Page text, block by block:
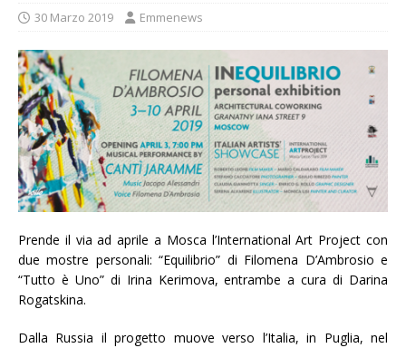
30 Marzo 2019 Emmenews
Prende il via ad aprile a Mosca l’International Art Project con
due mostre personali: “Equilibrio” di Filomena D’Ambrosio e
“Tutto è Uno” di Irina Kerimova, entrambe a cura di Darina
Rogatskina.
Dalla Russia il progetto muove verso l’Italia, in Puglia, nel